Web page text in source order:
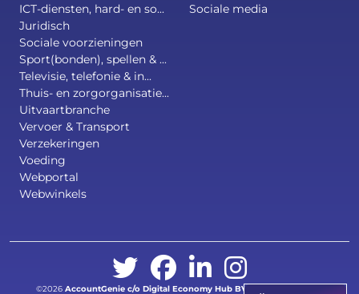
ICT-diensten, hard- en so...
Juridisch
Sociale media
Sociale voorzieningen
Sport(bonden), spellen & ...
Televisie, telefonie & in...
Thuis- en zorgorganisatie...
Uitvaartbranche
Vervoer & Transport
Verzekeringen
Voeding
Webportal
Webwinkels
©2026 AccountGenie c/o Digital Economy Hub BV